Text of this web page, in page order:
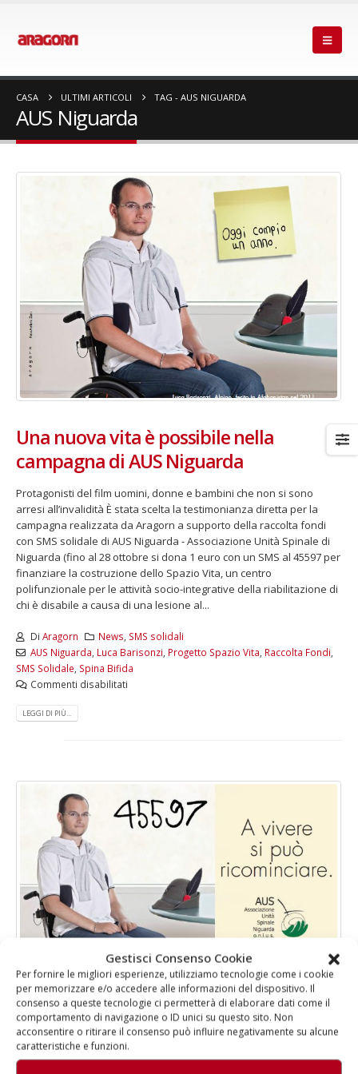
Gestisci Consenso Cookie
Per fornire le migliori esperienze, utilizziamo tecnologie come i cookie
per memorizzare e/o accedere alle informazioni del dispositivo. Il
consenso a queste tecnologie ci permetterà di elaborare dati come il
comportamento di navigazione o ID unici su questo sito. Non
acconsentire o ritirare il consenso può influire negativamente su alcune
caratteristiche e funzioni.
CASA ULTIMI ARTICOLI TAG - AUS NIGUARDA
AUS Niguarda
Una nuova vita è possibile nella
campagna di AUS Niguarda
Protagonisti del film uomini, donne e bambini che non si sono
arresi all’invalidità È stata scelta la testimonianza diretta per la
campagna realizzata da Aragorn a supporto della raccolta fondi
con SMS solidale di AUS Niguarda - Associazione Unità Spinale di
Niguarda (fino al 28 ottobre si dona 1 euro con un SMS al 45597 per
finanziare la costruzione dello Spazio Vita, un centro
polifunzionale per le attività socio-integrative della riabilitazione di
chi è disabile a causa di una lesione al...
Di Aragorn News SMS solidali
AUS Niguarda Luca Barisonzi Progetto Spazio Vita Raccolta Fondi
SMS Solidale Spina Bifida
Commenti disabilitati
LEGGI DI PIÙ...
Con AUS Niguarda “A vivere si può
cominciare”
Campagna con SMS solidale per ridare nuova vita a chi ha subito
una lesione alla spina dorsale AUS Niguarda - Associazione Unità
Fino al 29 marzo 2026 – Anziani
malati e fragili, VIDAS lancia
una campagna per rafforzare
l’assistenza domiciliare
17, 2026
13 dicembre 2024 – In
carnet per le Prove Aperte
della Filarmonica della
Dicembre 14, 2024
5 ottobre 2026 –
dintorni” per festeggiare i
anni di Fondazione TOG
Giugno 15, 2026
18 e 19 dicembre 2026 –
gospel benefico per
Opera Cardinal Ferrari
Giugno 15, 2026